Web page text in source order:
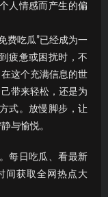
人情感而产生的偏
费吃瓜”已经成为一
疲惫或困扰时，不
这个充满信息的世
带来轻松，还是为
式。放慢脚步，让
与愉悦。
每日吃瓜、看最新
间获取全网热点大